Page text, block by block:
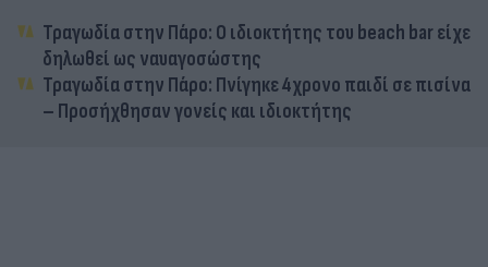
Τραγωδία στην Πάρο: Ο ιδιοκτήτης του beach bar είχε
δηλωθεί ως ναυαγοσώστης
Τραγωδία στην Πάρο: Πνίγηκε 4χρονο παιδί σε πισίνα
– Προσήχθησαν γονείς και ιδιοκτήτης